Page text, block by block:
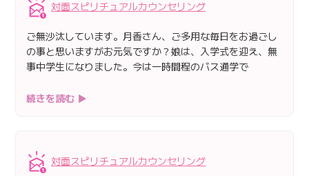
対面スピリチュアルカウンセリング
ご無沙汰しています。月香さん、ご多用な毎日をお過ごし
の事と思いますがお元気ですか？娘は、入学式を迎え、無
事中学生になりました。今は一時間程のバス通学で
続きを読む ▶
対面スピリチュアルカウンセリング